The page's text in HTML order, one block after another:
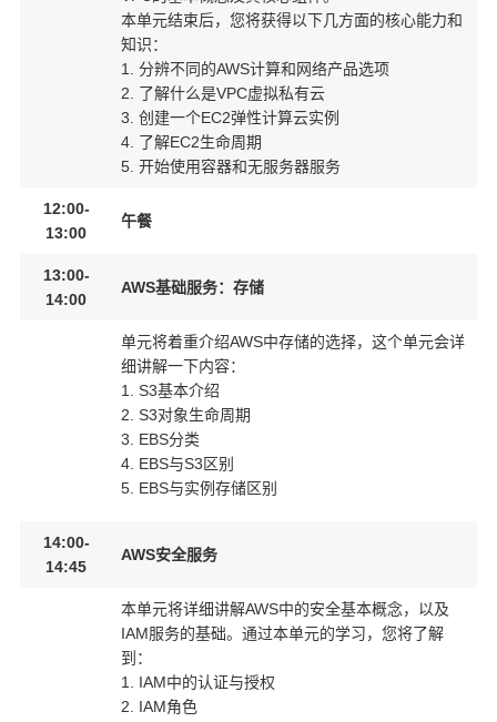
本单元结束后，您将获得以下几方面的核心能力和
知识：
1. 分辨不同的AWS计算和网络产品选项
2. 了解什么是VPC虚拟私有云
3. 创建一个EC2弹性计算云实例
4. 了解EC2生命周期
5. 开始使用容器和无服务器服务
12:00-
13:00
午餐
13:00-
14:00
AWS基础服务：存储
单元将着重介绍AWS中存储的选择，这个单元会详
细讲解一下内容：
1. S3基本介绍
2. S3对象生命周期
3. EBS分类
4. EBS与S3区别
5. EBS与实例存储区别
14:00-
14:45
AWS安全服务
本单元将详细讲解AWS中的安全基本概念，以及
IAM服务的基础。通过本单元的学习，您将了解
到：
1. IAM中的认证与授权
2. IAM角色